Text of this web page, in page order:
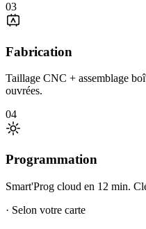
03
Fabrication
Taillage CNC + assemblage
ouvrées.
04
Programmation
Smart'Prog cloud en 12 min.
· Selon votre carte